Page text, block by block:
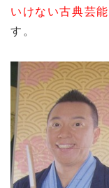
いけない古典芸能
す。